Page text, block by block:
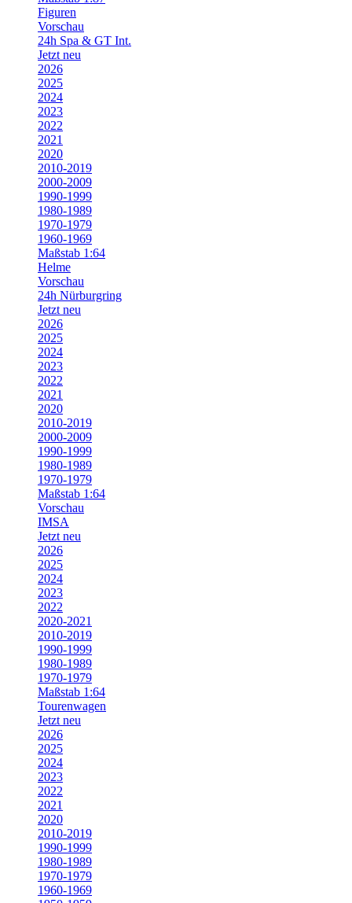
Figuren
Vorschau
24h Spa & GT Int.
Jetzt neu
2026
2025
2024
2023
2022
2021
2020
2010-2019
2000-2009
1990-1999
1980-1989
1970-1979
1960-1969
Maßstab 1:64
Helme
Vorschau
24h Nürburgring
Jetzt neu
2026
2025
2024
2023
2022
2021
2020
2010-2019
2000-2009
1990-1999
1980-1989
1970-1979
Maßstab 1:64
Vorschau
IMSA
Jetzt neu
2026
2025
2024
2023
2022
2020-2021
2010-2019
1990-1999
1980-1989
1970-1979
Maßstab 1:64
Tourenwagen
Jetzt neu
2026
2025
2024
2023
2022
2021
2020
2010-2019
1990-1999
1980-1989
1970-1979
1960-1969